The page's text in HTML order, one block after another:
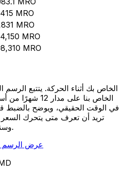
MRO
MRO
MRO
MRO
في الوقت الحقيقي، ويوضح
تريد أن تعرف متى يتحرك
وسنخبرك عندما يصل إلى هدفك.
عرض الرسم